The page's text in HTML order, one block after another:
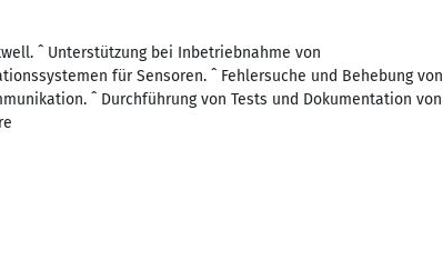
ˆ Unterstützung bei Inbetriebnahme von
für Sensoren. ˆ Fehlersuche und Behebung von
ˆ Durchführung von Tests und Dokumentation von